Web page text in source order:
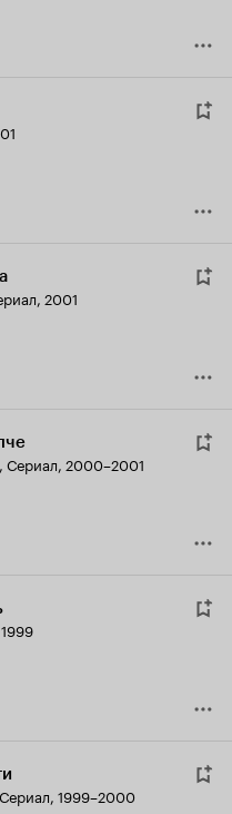
2001
, Сериал, 2000–2001
Сериал, 1999–2000